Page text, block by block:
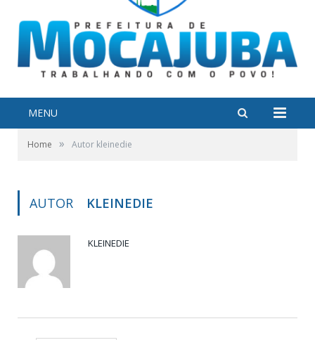
MENU
Home » Autor kleinedie
AUTOR KLEINEDIE
KLEINEDIE